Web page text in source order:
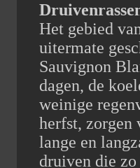
Het gebied
uitermate
Sauvignon
dagen, de
weinige
herfst, zorgen
lange en
druiven die zo